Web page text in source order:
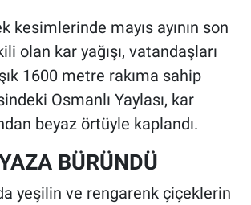
kesimlerinde mayıs ayının son
olan kar yağışı, vatandaşları
1600 metre rakıma sahip
Osmanlı Yaylası, kar
beyaz örtüyle kaplandı.
BÜRÜNDÜ
yeşilin ve rengarenk çiçeklerin